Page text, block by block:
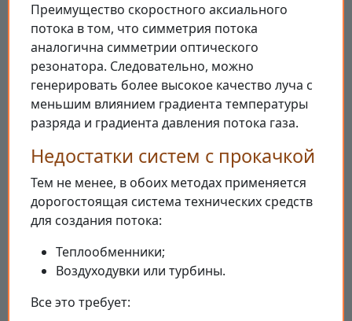
Преимущество скоростного аксиального
потока в том, что симметрия потока
аналогична симметрии оптического
резонатора. Следовательно, можно
генерировать более высокое качество луча с
меньшим влиянием градиента температуры
разряда и градиента давления потока газа.
Недостатки систем с прокачкой
Тем не менее, в обоих методах применяется
дорогостоящая система технических средств
для создания потока:
Теплообменники;
Воздуходувки или турбины.
Все это требует: